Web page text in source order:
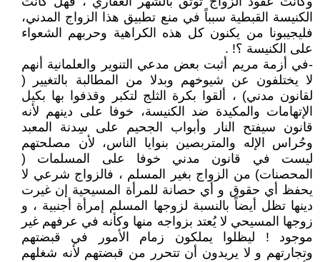
الكنيسة القبطية سبباً في منع تطبيق هذا الزواج المدني،
فليجيبونا من يكنون كل هذه الكراهية وحربهم الشعواء
على الكنيسة ؟! .
-في أزمة مريم أثبت بعض مدعي التنوير والعلمانية أنهم
لا يختلفون عن شيوخهم وبدلا من المطالبة بالتغيير (
لقانون مدني) ، ألقوا بكرة الثلج لتكبر وقذفوا بها بكيل
الإتهامات والمكيدة ضد الكنيسة، خوفا على دينهم لأنه
قانون سيفتح النار وأبواب الجحيم على سِدنة المعبد
وحُراس الإله والمتربصين بنوايا الناس، لأن مصلحتهم
ليست في قانون مدني خوفا على المسلمات (
المحصنات) من الزواج بغير المسلم ، فالزواج شرعي لا
يحفظ أي حقوق و أي حصانة للمرأة المسيحية إن غيرت
دينها تظل أيضاً بالنسبة لزوجها المسلم إمرأة أجنبية ، و
زوجها المسيحي لا يُعتد بزواجه منها وكأنه في عرفهم غير
موجود ! ليظلوا يملكون زمام الأمور في قبضتهم
وتجارتهم و لا يريدون أن تتحرر من قبضتهم لأنه شغلهم